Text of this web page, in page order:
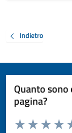
Indietro
Quanto
pagina?
Valuta da 1 a 5